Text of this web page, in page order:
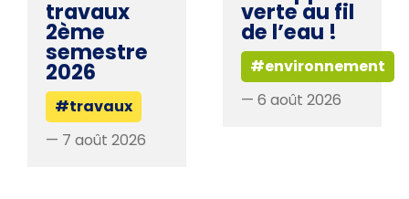
travaux
2ème
semestre
2026
#travaux
— 7 août 2026
verte au fil
de l’eau !
#environnement
— 6 août 2026